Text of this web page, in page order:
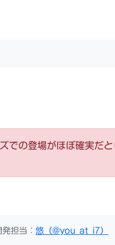
での登場がほぼ確実だ
担当： 悠（@you_at_i7）